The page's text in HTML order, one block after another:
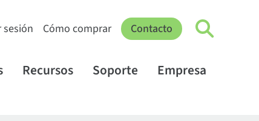
sesión Cómo comprar Contacto
Recursos Soporte Empresa